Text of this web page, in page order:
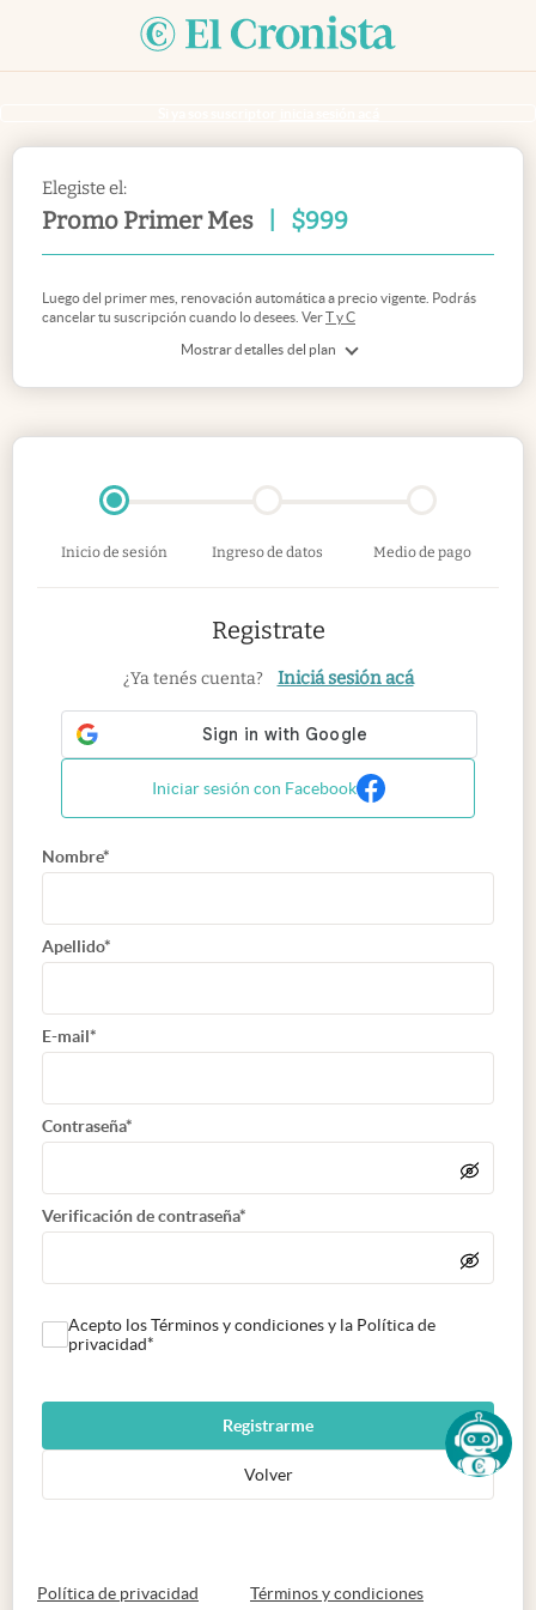
Elegiste el:
Promo Primer Mes $999
Mostrar detalles del plan
Luego del primer mes, renovación automática a precio vigente. Podrás
cancelar tu suscripción cuando lo desees. VerT y C
Inicio de sesión Ingreso de datos Medio de pago
Registrate
¿Ya tenés cuenta? Iniciá sesión acá
Iniciar sesión con Facebook
Nombre*
Apellido*
E-mail*
Contraseña*
Verificación de contraseña*
Acepto los Términos y condiciones y la Política de
privacidad*
Registrarme
Volver
Política de privacidad abre en nueva pestaña
Términos y condicionesabre en nueva